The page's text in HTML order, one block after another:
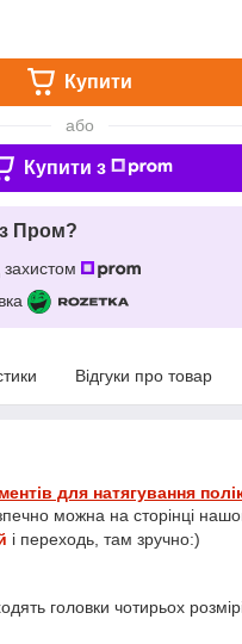
Купити
або
Купити з
Пром?
Відгуки про товар
для натягування
можна на сторінці
і переходь, там зручно:)
головки чотирьох